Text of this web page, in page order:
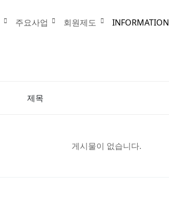
주요사업 회원제도 INFORMATION
제목
게시물이 없습니다.